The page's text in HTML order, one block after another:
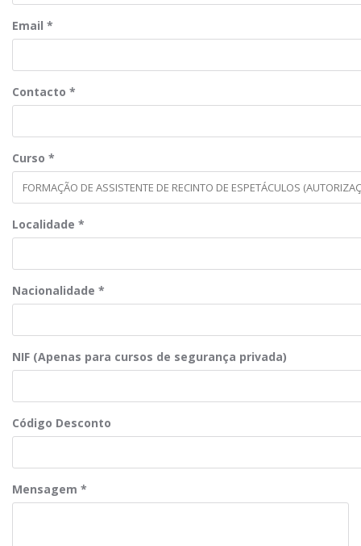
Email *
Contacto *
Curso *
Localidade *
Nacionalidade *
NIF (Apenas para cursos de segurança privada)
Código Desconto
Mensagem *